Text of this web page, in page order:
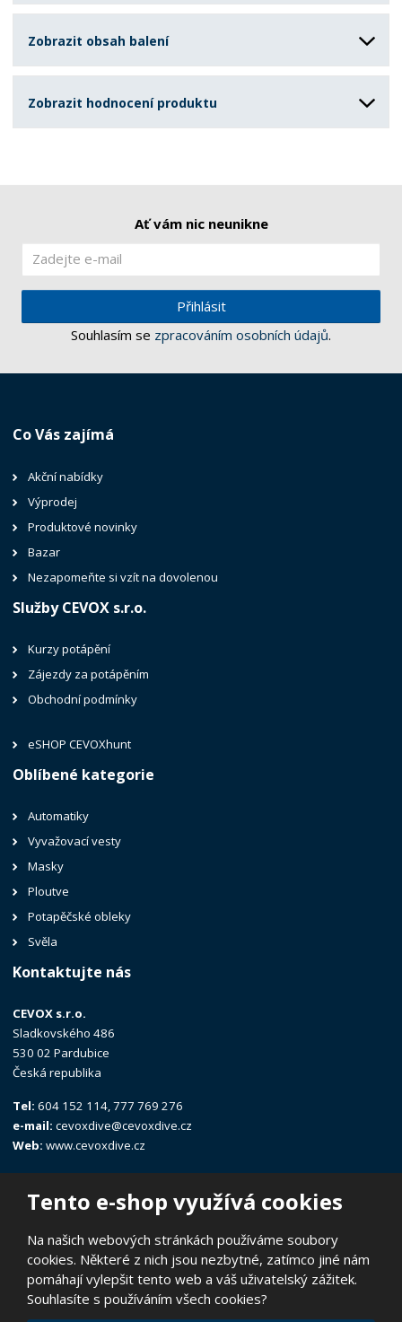
Tento e-shop využívá cookies
Na našich webových stránkách používáme soubory
cookies. Některé z nich jsou nezbytné, zatímco jiné nám
pomáhají vylepšit tento web a váš uživatelský zážitek.
Souhlasíte s používáním všech cookies?
Zobrazit obsah balení
Zobrazit hodnocení produktu
Ať vám nic neunikne
Přihlásit
Souhlasím se zpracováním osobních údajů.
Co Vás zajímá
Akční nabídky
Výprodej
Produktové novinky
Bazar
Nezapomeňte si vzít na dovolenou
Služby CEVOX s.r.o.
Kurzy potápění
Zájezdy za potápěním
Obchodní podmínky
eSHOP CEVOXhunt
Oblíbené kategorie
Automatiky
Vyvažovací vesty
Masky
Ploutve
Potapěčské obleky
Svěla
Kontaktujte nás
CEVOX s.r.o.
Sladkovského 486
530 02 Pardubice
Česká republika
Tel:604 152 114, 777 769 276
e-mail: cevoxdive@cevoxdive.cz
Web: www.cevoxdive.cz
© 2026, CEVOX s.r.o.
Prohlášení o přístupnosti
Ochrana osobních údajů |